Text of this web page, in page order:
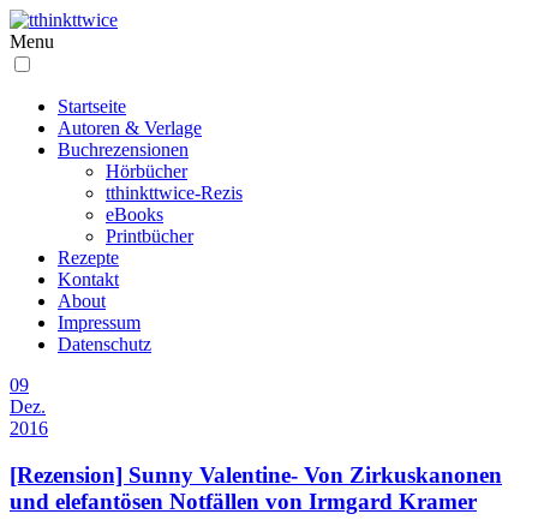
Menu
Startseite
Autoren & Verlage
Buchrezensionen
Hörbücher
tthinkttwice-Rezis
eBooks
Printbücher
Rezepte
Kontakt
About
Impressum
Datenschutz
09
Dez.
2016
[Rezension] Sunny Valentine- Von Zirkuskanonen
und elefantösen Notfällen von Irmgard Kramer